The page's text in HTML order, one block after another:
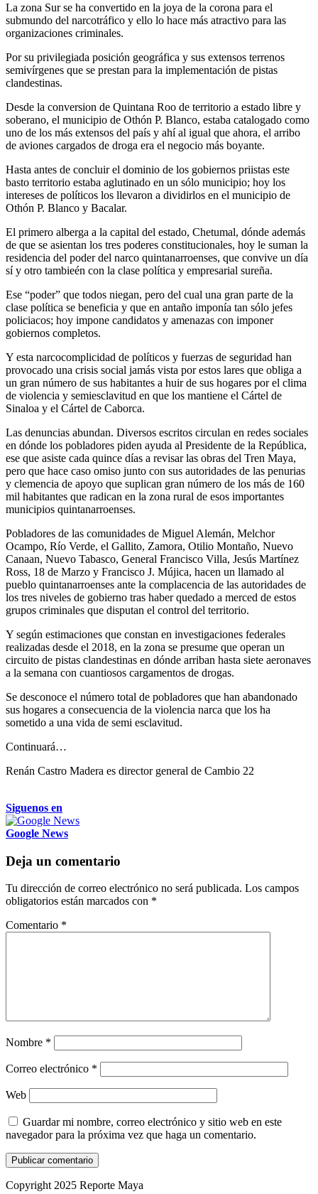
La zona Sur se ha convertido en la joya de la corona para el
submundo del narcotráfico y ello lo hace más atractivo para las
organizaciones criminales.
Por su privilegiada posición geográfica y sus extensos terrenos
semivírgenes que se prestan para la implementación de pistas
clandestinas.
Desde la conversion de Quintana Roo de territorio a estado libre y
soberano, el municipio de Othón P. Blanco, estaba catalogado como
uno de los más extensos del país y ahí al igual que ahora, el arribo
de aviones cargados de droga era el negocio más boyante.
Hasta antes de concluir el dominio de los gobiernos priistas este
basto territorio estaba aglutinado en un sólo municipio; hoy los
intereses de políticos los llevaron a dividirlos en el municipio de
Othón P. Blanco y Bacalar.
El primero alberga a la capital del estado, Chetumal, dónde además
de que se asientan los tres poderes constitucionales, hoy le suman la
residencia del poder del narco quintanarroenses, que convive un día
sí y otro tambieén con la clase política y empresarial sureña.
Ese “poder” que todos niegan, pero del cual una gran parte de la
clase política se beneficia y que en antaño imponía tan sólo jefes
policiacos; hoy impone candidatos y amenazas con imponer
gobiernos completos.
Y esta narcocomplicidad de políticos y fuerzas de seguridad han
provocado una crisis social jamás vista por estos lares que obliga a
un gran número de sus habitantes a huir de sus hogares por el clima
de violencia y semiesclavitud en que los mantiene el Cártel de
Sinaloa y el Cártel de Caborca.
Las denuncias abundan. Diversos escritos circulan en redes sociales
en dónde los pobladores piden ayuda al Presidente de la República,
ese que asiste cada quince días a revisar las obras del Tren Maya,
pero que hace caso omiso junto con sus autoridades de las penurias
y clemencia de apoyo que suplican gran número de los más de 160
mil habitantes que radican en la zona rural de esos importantes
municipios quintanarroenses.
Pobladores de las comunidades de Miguel Alemán, Melchor
Ocampo, Río Verde, el Gallito, Zamora, Otilio Montaño, Nuevo
Canaan, Nuevo Tabasco, General Francisco Villa, Jesús Martínez
Ross, 18 de Marzo y Francisco J. Mújica, hacen un llamado al
pueblo quintanarroenses ante la complacencia de las autoridades de
los tres niveles de gobierno tras haber quedado a merced de estos
grupos criminales que disputan el control del territorio.
Y según estimaciones que constan en investigaciones federales
realizadas desde el 2018, en la zona se presume que operan un
circuito de pistas clandestinas en dónde arriban hasta siete aeronaves
a la semana con cuantiosos cargamentos de drogas.
Se desconoce el número total de pobladores que han abandonado
sus hogares a consecuencia de la violencia narca que los ha
sometido a una vida de semi esclavitud.
Continuará…
Renán Castro Madera es director general de Cambio 22
Siguenos en
Google News
Deja un comentario
Tu dirección de correo electrónico no será publicada. Los campos
obligatorios están marcados con *
Comentario *
Nombre *
Correo electrónico *
Web
Guardar mi nombre, correo electrónico y sitio web en este
navegador para la próxima vez que haga un comentario.
Copyright 2025 Reporte Maya